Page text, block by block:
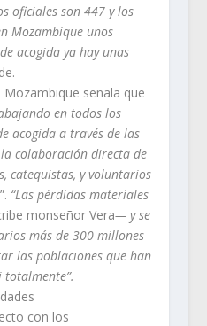
oficiales son 447 y los
Mozambique unos
acogida ya hay unas
Mozambique señala que
en todos los
acogida a través de las
colaboración directa de
catequistas, y voluntarios
”. “Las pérdidas materiales
monseñor Vera— y se
más de 300 millones
las poblaciones que han
totalmente”.
con los